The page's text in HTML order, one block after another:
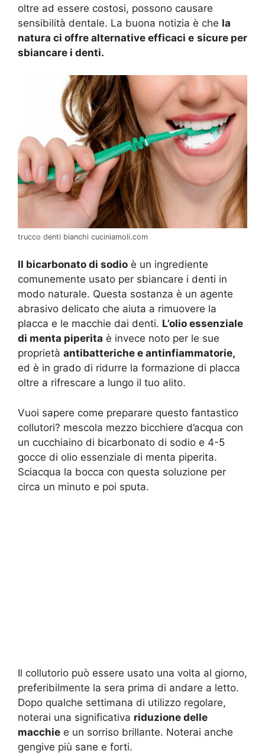
oltre ad essere costosi, possono causare
sensibilità dentale. La buona notizia è che la
natura ci offre alternative efficaci e sicure per
sbiancare i denti.
trucco denti bianchi cuciniamoli.com
Il bicarbonato di sodio è un ingrediente
comunemente usato per sbiancare i denti in
modo naturale. Questa sostanza è un agente
abrasivo delicato che aiuta a rimuovere la
placca e le macchie dai denti. L’olio essenziale
di menta piperita è invece noto per le sue
proprietà antibatteriche e antinfiammatorie,
ed è in grado di ridurre la formazione di placca
oltre a rifrescare a lungo il tuo alito.
Vuoi sapere come preparare questo fantastico
collutori? mescola mezzo bicchiere d’acqua con
un cucchiaino di bicarbonato di sodio e 4-5
gocce di olio essenziale di menta piperita.
Sciacqua la bocca con questa soluzione per
circa un minuto e poi sputa.
Il collutorio può essere usato una volta al giorno,
preferibilmente la sera prima di andare a letto.
Dopo qualche settimana di utilizzo regolare,
noterai una significativa riduzione delle
macchie e un sorriso brillante. Noterai anche
gengive più sane e forti.